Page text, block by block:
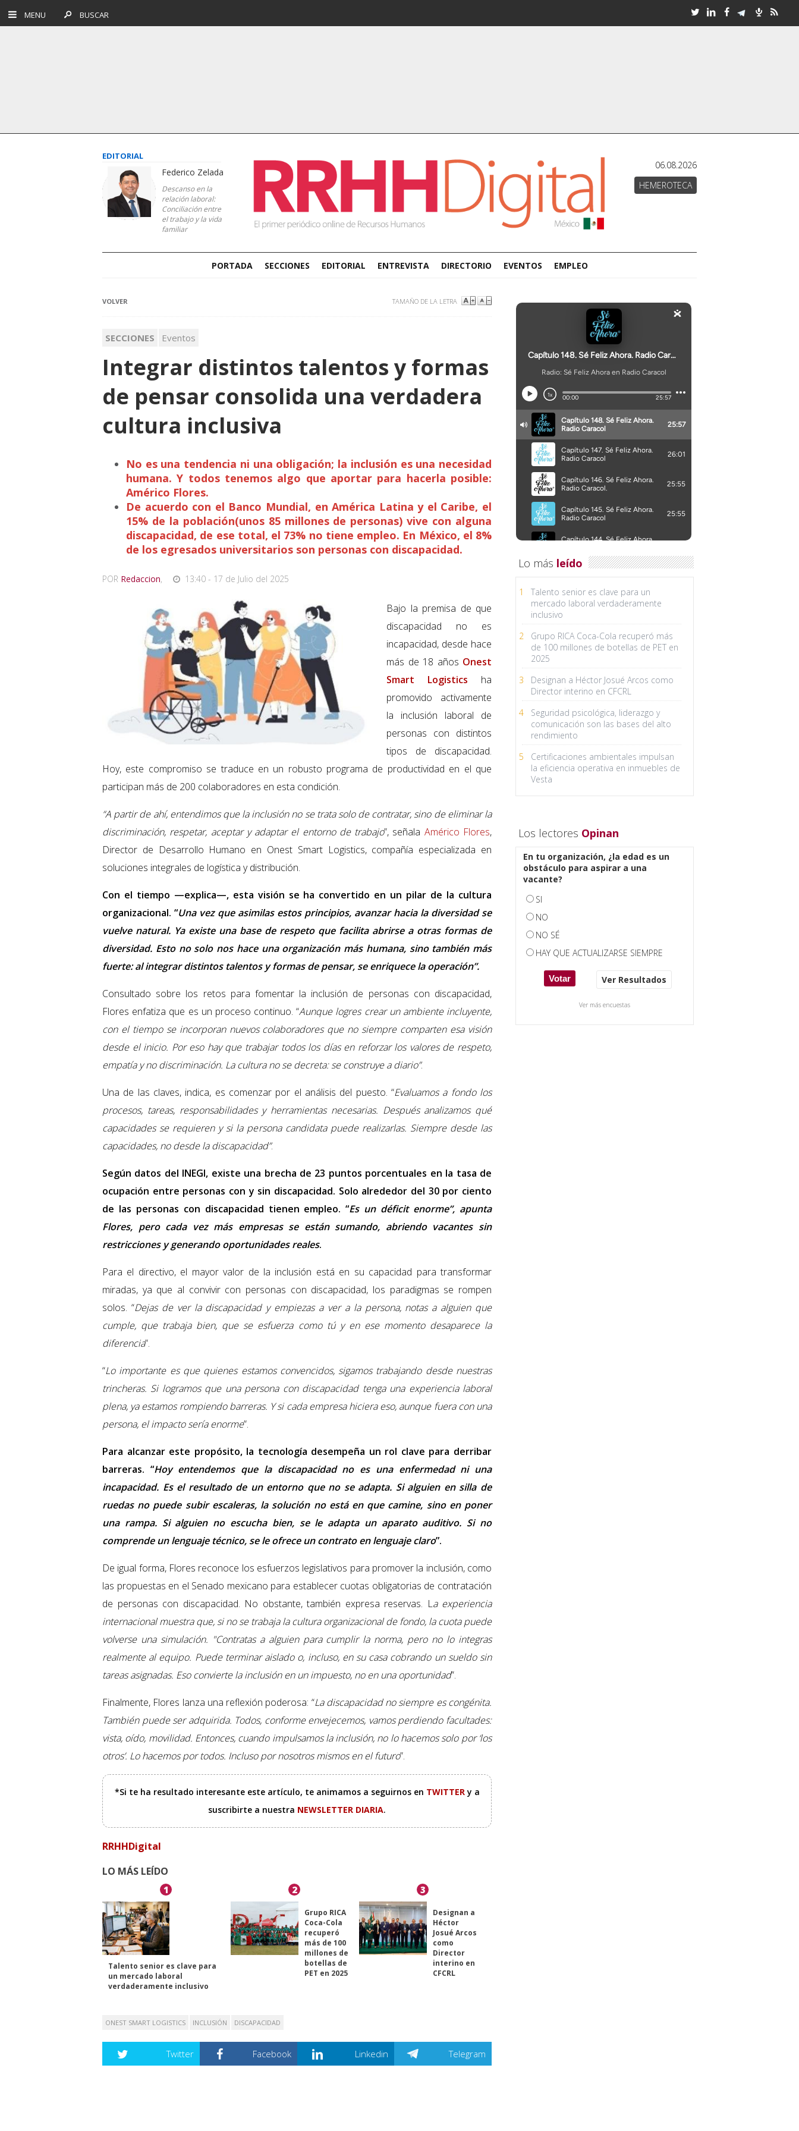
MENU BUSCAR
EDITORIAL
Federico Zelada
Descanso en la
relación laboral:
Conciliación entre
el trabajo y la vida
familiar
06.08.2026
HEMEROTECA
PORTADA SECCIONES EDITORIAL ENTREVISTA DIRECTORIO EVENTOS EMPLEO
VOLVER TAMAÑO DE LA LETRA
SECCIONES Eventos
Integrar distintos talentos y formas
de pensar consolida una verdadera
cultura inclusiva
No es una tendencia ni una obligación; la inclusión es una necesidad
humana. Y todos tenemos algo que aportar para hacerla posible:
Américo Flores.
De acuerdo con el Banco Mundial, en América Latina y el Caribe, el
15% de la población(unos 85 millones de personas) vive con alguna
discapacidad, de ese total, el 73% no tiene empleo. En México, el 8%
de los egresados universitarios son personas con discapacidad.
POR Redaccion, 13:40 - 17 de Julio del 2025
Bajo la premisa de que
discapacidad no es
incapacidad, desde hace
más de 18 años Onest
Smart Logistics ha
promovido activamente
la inclusión laboral de
personas con distintos
tipos de discapacidad.
Hoy, este compromiso se traduce en un robusto programa de productividad en el que
participan más de 200 colaboradores en esta condición.
“A partir de ahí, entendimos que la inclusión no se trata solo de contratar, sino de eliminar la
discriminación, respetar, aceptar y adaptar el entorno de trabajo”, señala Américo Flores,
Director de Desarrollo Humano en Onest Smart Logistics, compañía especializada en
soluciones integrales de logística y distribución.
Con el tiempo —explica—, esta visión se ha convertido en un pilar de la cultura
organizacional. “Una vez que asimilas estos principios, avanzar hacia la diversidad se
vuelve natural. Ya existe una base de respeto que facilita abrirse a otras formas de
diversidad. Esto no solo nos hace una organización más humana, sino también más
fuerte: al integrar distintos talentos y formas de pensar, se enriquece la operación”.
Consultado sobre los retos para fomentar la inclusión de personas con discapacidad,
Flores enfatiza que es un proceso continuo. “Aunque logres crear un ambiente incluyente,
con el tiempo se incorporan nuevos colaboradores que no siempre comparten esa visión
desde el inicio. Por eso hay que trabajar todos los días en reforzar los valores de respeto,
empatía y no discriminación. La cultura no se decreta: se construye a diario”.
Una de las claves, indica, es comenzar por el análisis del puesto. “Evaluamos a fondo los
procesos, tareas, responsabilidades y herramientas necesarias. Después analizamos qué
capacidades se requieren y si la persona candidata puede realizarlas. Siempre desde las
capacidades, no desde la discapacidad”.
Según datos del INEGI, existe una brecha de 23 puntos porcentuales en la tasa de
ocupación entre personas con y sin discapacidad. Solo alrededor del 30 por ciento
de las personas con discapacidad tienen empleo. “Es un déficit enorme”, apunta
Flores, pero cada vez más empresas se están sumando, abriendo vacantes sin
restricciones y generando oportunidades reales.
Para el directivo, el mayor valor de la inclusión está en su capacidad para transformar
miradas, ya que al convivir con personas con discapacidad, los paradigmas se rompen
solos. “Dejas de ver la discapacidad y empiezas a ver a la persona, notas a alguien que
cumple, que trabaja bien, que se esfuerza como tú y en ese momento desaparece la
diferencia”.
“Lo importante es que quienes estamos convencidos, sigamos trabajando desde nuestras
trincheras. Si logramos que una persona con discapacidad tenga una experiencia laboral
plena, ya estamos rompiendo barreras. Y si cada empresa hiciera eso, aunque fuera con una
persona, el impacto sería enorme”.
Para alcanzar este propósito, la tecnología desempeña un rol clave para derribar
barreras. “Hoy entendemos que la discapacidad no es una enfermedad ni una
incapacidad. Es el resultado de un entorno que no se adapta. Si alguien en silla de
ruedas no puede subir escaleras, la solución no está en que camine, sino en poner
una rampa. Si alguien no escucha bien, se le adapta un aparato auditivo. Si no
comprende un lenguaje técnico, se le ofrece un contrato en lenguaje claro”.
De igual forma, Flores reconoce los esfuerzos legislativos para promover la inclusión, como
las propuestas en el Senado mexicano para establecer cuotas obligatorias de contratación
de personas con discapacidad. No obstante, también expresa reservas. La experiencia
internacional muestra que, si no se trabaja la cultura organizacional de fondo, la cuota puede
volverse una simulación. "Contratas a alguien para cumplir la norma, pero no lo integras
realmente al equipo. Puede terminar aislado o, incluso, en su casa cobrando un sueldo sin
tareas asignadas. Eso convierte la inclusión en un impuesto, no en una oportunidad”.
Finalmente, Flores lanza una reflexión poderosa: “La discapacidad no siempre es congénita.
También puede ser adquirida. Todos, conforme envejecemos, vamos perdiendo facultades:
vista, oído, movilidad. Entonces, cuando impulsamos la inclusión, no lo hacemos solo por ‘los
otros’. Lo hacemos por todos. Incluso por nosotros mismos en el futuro”.
*Si te ha resultado interesante este artículo, te animamos a seguirnos en TWITTERy a
suscribirte a nuestra NEWSLETTER DIARIA.
RRHHDigital
LO MÁS LEÍDO
1
Talento senior es clave para
un mercado laboral
verdaderamente inclusivo
2
Grupo RICA
Coca-Cola
recuperó
más de 100
millones de
botellas de
PET en 2025
3
Designan a
Héctor
Josué Arcos
como
Director
interino en
CFCRL
ONEST SMART LOGISTICS INCLUSIÓN DISCAPACIDAD
Twitter Facebook Linkedin Telegram
Lo más leído
1
Talento senior es clave para un
mercado laboral verdaderamente
inclusivo
2
Grupo RICA Coca-Cola recuperó más
de 100 millones de botellas de PET en
2025
3
Designan a Héctor Josué Arcos como
Director interino en CFCRL
4
Seguridad psicológica, liderazgo y
comunicación son las bases del alto
rendimiento
5
Certificaciones ambientales impulsan
la eficiencia operativa en inmuebles de
Vesta
Los lectores Opinan
En tu organización, ¿la edad es un
obstáculo para aspirar a una
vacante?
SI
NO
NO SÉ
HAY QUE ACTUALIZARSE SIEMPRE
Ver Resultados
Ver más encuestas